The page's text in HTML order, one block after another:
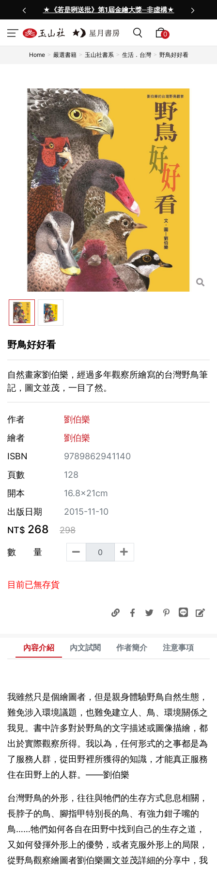
★《若是咧送批》第1屆金繪大獎─非虛構★
0
Home 嚴選書籍 玉山社書系 生活．台灣 野鳥好好看
野鳥好好看
自然畫家劉伯樂，經過多年觀察所繪寫的台灣野鳥筆
記，圖文並茂，一目了然。
作者
劉伯樂
繪者
劉伯樂
ISBN
9789862941140
頁數
128
開本
16.8×21cm
出版日期
2015-11-10
NT$ 268 298
數 量
目前已無存貨
內容介紹 內文試閱 作者簡介 注意事項
我雖然只是個繪圖者，但是親身體驗野鳥自然生態，
難免涉入環境議題，也難免建立人、鳥、環境關係之
我見。書中許多對於野鳥的文字描述或圖像描繪，都
出於實際觀察所得。我以為，任何形式的之事都是為
了服務人群，從田野裡所獲得的知識，才能真正服務
住在田野上的人群。——劉伯樂
台灣野鳥的外形，往往與牠們的生存方式息息相關，
長脖子的鳥、腳指甲特別長的鳥、有強力鉗子嘴的
鳥……牠們如何各自在田野中找到自己的生存之道，
又如何發揮外形上的優勢，或者克服外形上的局限，
從野鳥觀察繪圖者劉伯樂圖文並茂詳細的分享中，我